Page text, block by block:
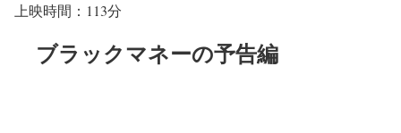
上映時間：113分
ブラックマネーの予告編